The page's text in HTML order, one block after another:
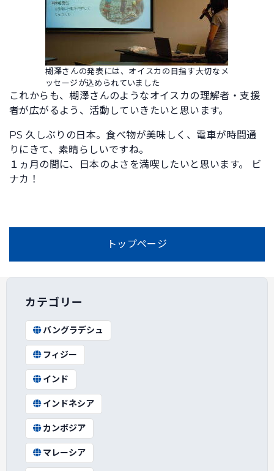
楜澤さんの発表には、オイスカの目指す大切なメ
ッセージが込められていました
これからも、楜澤さんのようなオイスカの理解者・支援
者が広がるよう、活動していきたいと思います。
PS 久しぶりの日本。食べ物が美味しく、電車が時間通
りにきて、素晴らしいですね。
１ヵ月の間に、日本のよさを満喫したいと思います。 ビ
ナカ！
トップページ
カテゴリー
バングラデシュ
フィジー
インド
インドネシア
カンボジア
マレーシア